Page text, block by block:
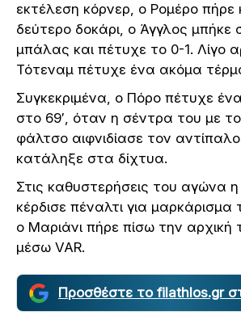
εκτέλεση κόρνερ, ο Ρομέρο
δεύτερο δοκάρι, ο Άγγλος μπήκε
μπάλας και πέτυχε το 0-1. Λίγο
Τότεναμ πέτυχε ένα ακόμα
Συγκεκριμένα, ο Πόρο πέτυχε
στο 69′, όταν η σέντρα του με
φάλτσο αιφνιδίασε τον αντίπαλο
κατάληξε στα δίχτυα.
Στις καθυστερήσεις του αγώνα
κέρδισε πέναλτι για
ο Μαριάνι πήρε πίσω την
μέσω VAR.
Προσθέστε το filathlos.gr